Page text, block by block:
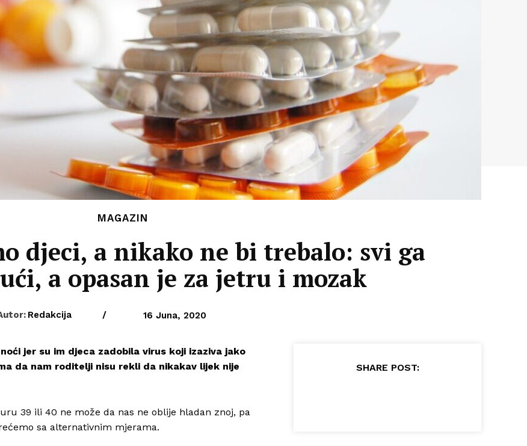
MAGAZIN
djeci, a nikako ne bi trebalo: svi ga
a opasan je za jetru i mozak
Redakcija / 16 Juna, 2020
jer su im djeca zadobila virus koji izaziva jako
da nam roditelji nisu rekli da nikakav lijek nije
39 ili 40 ne može da nas ne oblije hladan znoj, pa
sa alternativnim mjerama.
SHARE POST: